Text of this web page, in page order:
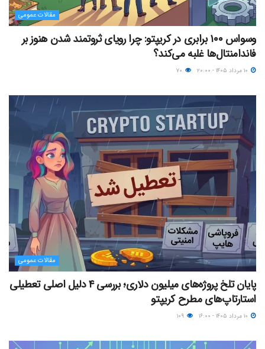
مقالات عمومی
وسواس ۱۰۰ برابری در کریپتو: چرا رویای ثروتمند شدن هنوز بر
فاندامنتال‌ها غلبه می‌کند؟
مقالات عمومی
پایان تلخ پروژه‌های میلیون دلاری؛ بررسی ۴ دلیل اصلی تعطیلی
استارتاپ‌های مطرح کریپتو